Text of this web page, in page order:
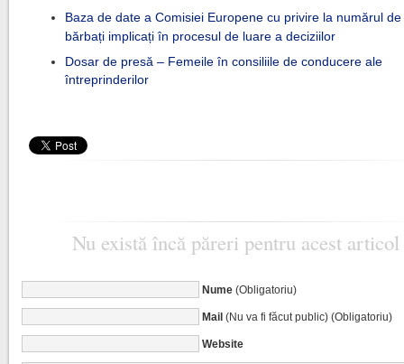
Baza de date a Comisiei Europene cu privire la numărul
bărbați implicați în procesul de luare a deciziilor
Dosar de presă – Femeile în consiliile de conducere ale
întreprinderilor
Nu există încă păreri pentru acest articol
Nume(Obligatoriu)
Mail(Nu va fi făcut public) (Obligatoriu)
Website